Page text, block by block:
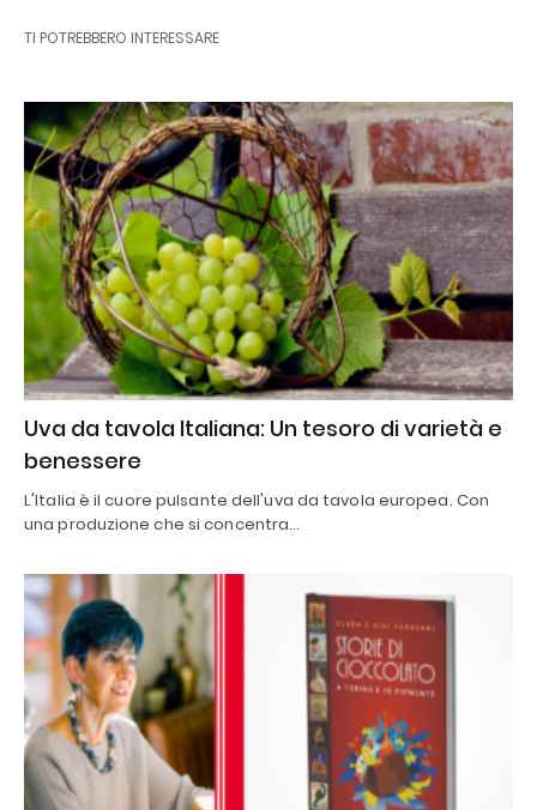
TI POTREBBERO INTERESSARE
Uva da tavola Italiana: Un tesoro di varietà e
benessere
L'Italia è il cuore pulsante dell'uva da tavola europea. Con
una produzione che si concentra…